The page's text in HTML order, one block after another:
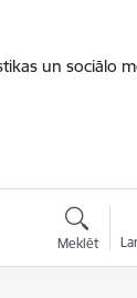
un sociālo
Meklēt